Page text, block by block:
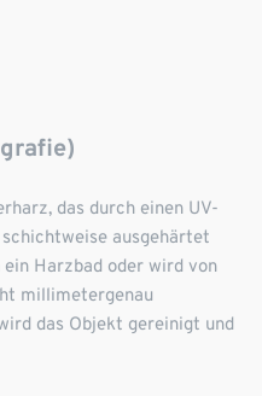
das durch einen UV-
ausgehärtet
Harzbad oder wird von
millimetergenau
das Objekt gereinigt und